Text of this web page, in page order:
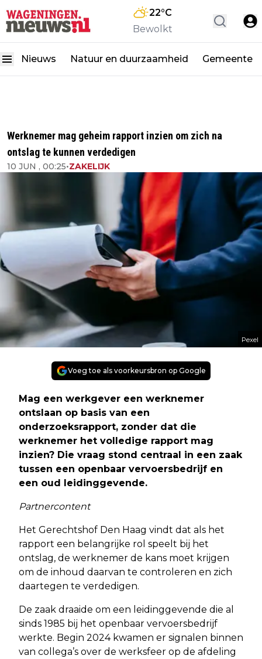
22°C
Bewolkt
Nieuws Natuur en duurzaamheid Gemeente
Werknemer mag geheim rapport inzien om zich na
ontslag te kunnen verdedigen
10 JUN , 00:25•ZAKELIJK
Pexel
Voeg toe als voorkeursbron op Google
Mag een werkgever een werknemer
ontslaan op basis van een
onderzoeksrapport, zonder dat die
werknemer het volledige rapport mag
inzien? Die vraag stond centraal in een zaak
tussen een openbaar vervoersbedrijf en
een oud leidinggevende.
Partnercontent
Het Gerechtshof Den Haag vindt dat als het
rapport een belangrijke rol speelt bij het
ontslag, de werknemer de kans moet krijgen
om de inhoud daarvan te controleren en zich
daartegen te verdedigen.
De zaak draaide om een leidinggevende die al
sinds 1985 bij het openbaar vervoersbedrijf
werkte. Begin 2024 kwamen er signalen binnen
van collega’s over de werksfeer op de afdeling